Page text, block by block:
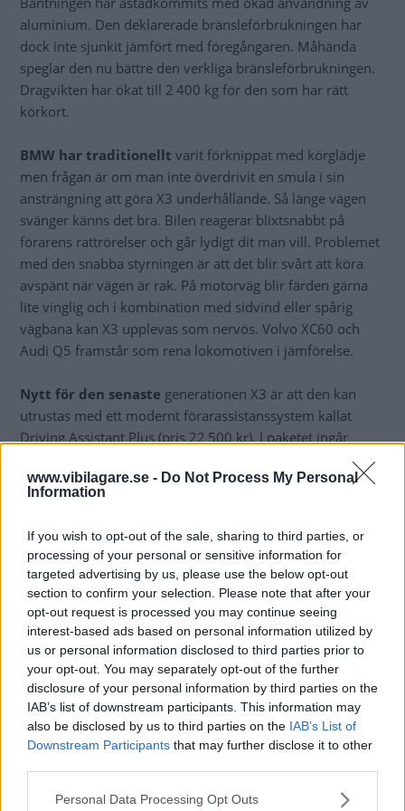
www.vibilagare.se - Do Not Process My Personal
Information
If you wish to opt-out of the sale, sharing to third parties, or
processing of your personal or sensitive information for
targeted advertising by us, please use the below opt-out
section to confirm your selection. Please note that after your
opt-out request is processed you may continue seeing
interest-based ads based on personal information utilized by
us or personal information disclosed to third parties prior to
your opt-out. You may separately opt-out of the further
disclosure of your personal information by third parties on the
IAB’s list of downstream participants. This information may
also be disclosed by us to third parties on the IAB’s List of
Downstream Participants that may further disclose it to other
Please note that this website/app uses one or more Google
Personal Data Processing Opt Outs
aluminium. Den deklarerade bränsleförbrukningen har
dock inte sjunkit jämfört med föregångaren. Måhända
speglar den nu bättre den verkliga bränsleförbrukningen.
Dragvikten har ökat till 2 400 kg för den som har rätt
körkort.
BMW har traditionellt varit förknippat med körglädje
men frågan är om man inte överdrivit en smula i sin
ansträngning att göra X3 underhållande. Så länge vägen
svänger känns det bra. Bilen reagerar blixtsnabbt på
förarens rattrörelser och går lydigt dit man vill. Problemet
med den snabba styrningen är att det blir svårt att köra
avspänt när vägen är rak. På motorväg blir färden gärna
lite vinglig och i kombination med sidvind eller spårig
vägbana kan X3 upplevas som nervös. Volvo XC60 och
Audi Q5 framstår som rena lokomotiven i jämförelse.
Nytt för den senaste generationen X3 är att den kan
utrustas med ett modernt förarassistanssystem kallat
Driving Assistant Plus (pris 22 500 kr). I paketet ingår
adaptiv farthållare, autobroms med fotgängardetektion
och aktiv filhållningsassistent som hjälper föraren att hålla
kursen i körfältet. I låga farter finns en kökörningsassistent
framför utan att föraren håller i ratten. Man kunde tänka
sig att autobroms skulle ingå i en ny bil för en halv miljon,
men icke! För att få den viktiga säkerhetsfunktionen får
man betala 8 700 kronor. Det tycker jag är snudd på
skandal!
Diskutera:Vad tycker du om BMW X3?